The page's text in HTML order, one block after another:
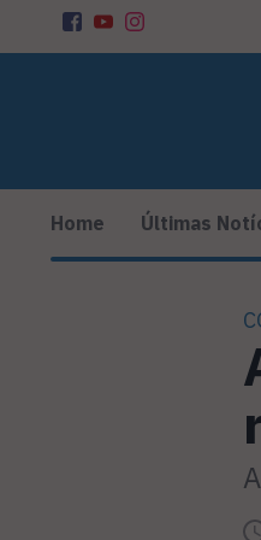
Home Últimas